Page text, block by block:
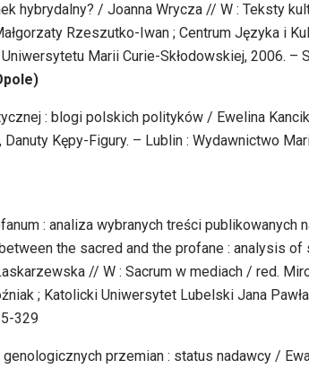
hybrydalny? / Joanna Wrycza // W : Teksty
Rzeszutko-Iwan ; Centrum Języka i
Marii Curie-Skłodowskiej, 2006. –
: blogi polskich polityków / Ewelina
Kępy-Figury. – Lublin : Wydawnictwo
: analiza wybranych treści publikowanych
the sacred and the profane : analysis
// W : Sacrum w mediach / red.
; Katolicki Uniwersytet Lubelski Jana
329
przemian : status nadawcy /